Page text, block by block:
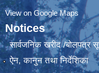
View on Google Maps
Notices
सार्वजनिक खरीद /बोलपत्र
ऐन, कानुन तथा निर्देशिका